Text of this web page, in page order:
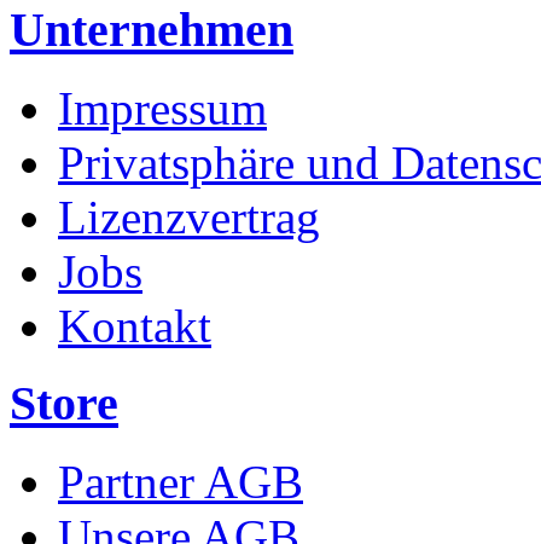
Unternehmen
Impressum
Privatsphäre und
Lizenzvertrag
Jobs
Kontakt
Store
Partner AGB